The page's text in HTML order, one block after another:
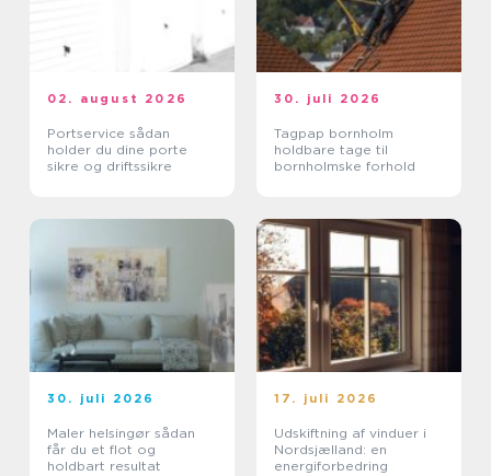
02. august 2026
Portservice sådan
holder du dine porte
sikre og driftssikre
30. juli 2026
Tagpap bornholm
holdbare tage til
bornholmske forhold
30. juli 2026
Maler helsingør sådan
får du et flot og
holdbart resultat
17. juli 2026
Udskiftning af vinduer i
Nordsjælland: en
energiforbedring